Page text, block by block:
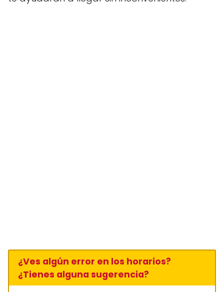
¿Ves algún error en los horarios?
¿Tienes alguna sugerencia?